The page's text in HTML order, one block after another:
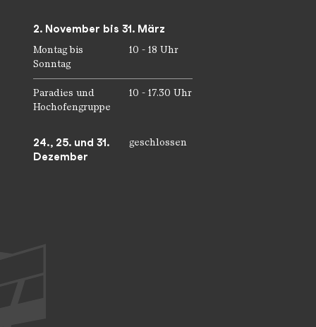
2. November bis 31. März
Montag bis
Sonntag
10 - 18 Uhr
Paradies und
Hochofengruppe
10 - 17.30 Uhr
24., 25. und 31.
Dezember
geschlossen